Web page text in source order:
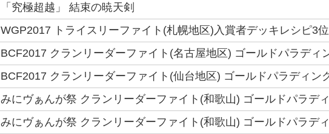
「究極超越」 結束の暁天剣
WGP2017 トライスリーファイト(札幌地区)入賞者デッキレシピ3
BCF2017 クランリーダーファイト(名古屋地区) ゴールドパラディ
BCF2017 クランリーダーファイト(仙台地区) ゴールドパラディン
みにヴぁんが祭 クランリーダーファイト(和歌山) ゴールドパラデ
みにヴぁんが祭 クランリーダーファイト(和歌山) ゴールドパラデ